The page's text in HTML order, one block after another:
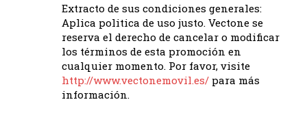
Extracto de sus condiciones generales:
Aplica politica de uso justo. Vectone se
reserva el derecho de cancelar o modificar
los términos de esta promoción en
cualquier momento. Por favor, visite
http://www.vectonemovil.es/ para más
información.